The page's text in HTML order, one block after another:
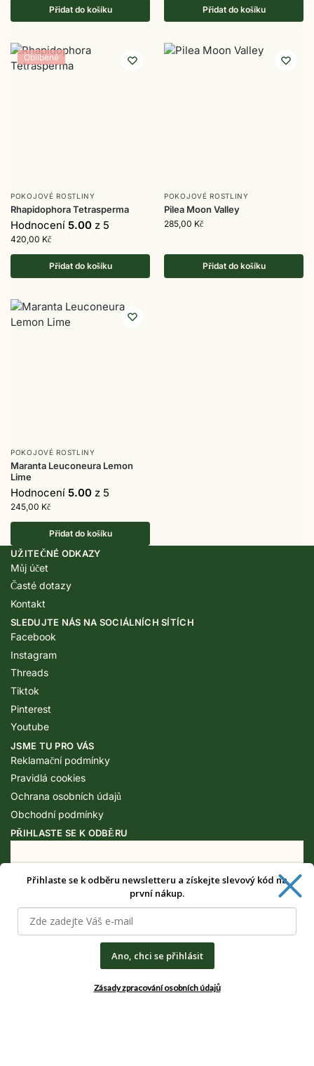
Přidat do košíku Přidat do košíku
Oblíbené
POKOJOVÉ ROSTLINY
Rhapidophora Tetrasperma
Hodnocení 5.00 z 5
420,00 Kč
Přidat do košíku
POKOJOVÉ ROSTLINY
Pilea Moon Valley
285,00 Kč
Přidat do košíku
POKOJOVÉ ROSTLINY
Maranta Leuconeura Lemon
Lime
Hodnocení 5.00 z 5
245,00 Kč
Přidat do košíku
UŽITEČNÉ ODKAZY
Můj účet
Časté dotazy
Kontakt
SLEDUJTE NÁS NA SOCIÁLNÍCH SÍTÍCH
Facebook
Instagram
Threads
Tiktok
Pinterest
Youtube
JSME TU PRO VÁS
Reklamační podmínky
Pravidlá cookies
Ochrana osobních údajů
Obchodní podmínky
PŘIHLASTE SE K ODBĚRU
Získejte speciální výhody pouze pro
odběratele newsletteru.
CHCI SPECIÁLNÍ VÝHODY
Přihlaste se k odběru newsletteru a získejte slevový kód na
první nákup.
Ano, chci se přihlásit
Zásady zpracování osobních údajů